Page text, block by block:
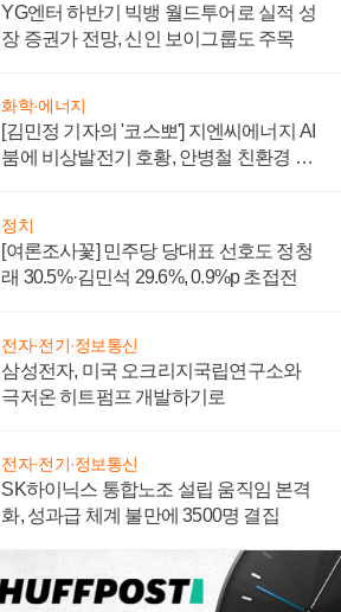
YG엔터 하반기 빅뱅 월드투어로 실적 성
장 증권가 전망, 신인 보이그룹도 주목
화학·에너지
[김민정 기자의 '코스뽀'] 지엔씨에너지 AI
붐에 비상발전기 호황, 안병철 친환경 에
정치
[여론조사꽃] 민주당 당대표 선호도 정청
래 30.5%·김민석 29.6%, 0.9%p 초접전
전자·전기·정보통신
삼성전자, 미국 오크리지국립연구소와
극저온 히트펌프 개발하기로
전자·전기·정보통신
SK하이닉스 통합노조 설립 움직임 본격
화, 성과급 체계 불만에 3500명 결집